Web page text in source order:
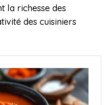
la richesse des
des cuisiniers